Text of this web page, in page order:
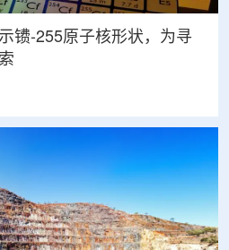
镄-255原子核形状，为寻